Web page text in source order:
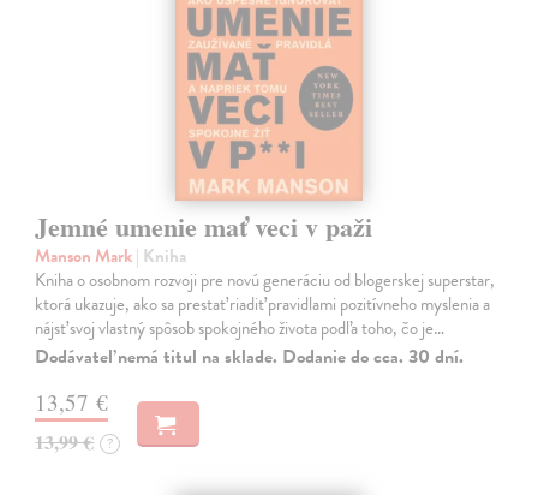
Jemné umenie mať veci v paži
Manson Mark| Kniha
Kniha o osobnom rozvoji pre novú generáciu od blogerskej superstar,
ktorá ukazuje, ako sa prestať riadiť pravidlami pozitívneho myslenia a
nájsť svoj vlastný spôsob spokojného života podľa toho, čo je…
Dodávateľ nemá titul na sklade. Dodanie do cca. 30 dní.
13,57 €
13,99 € ?